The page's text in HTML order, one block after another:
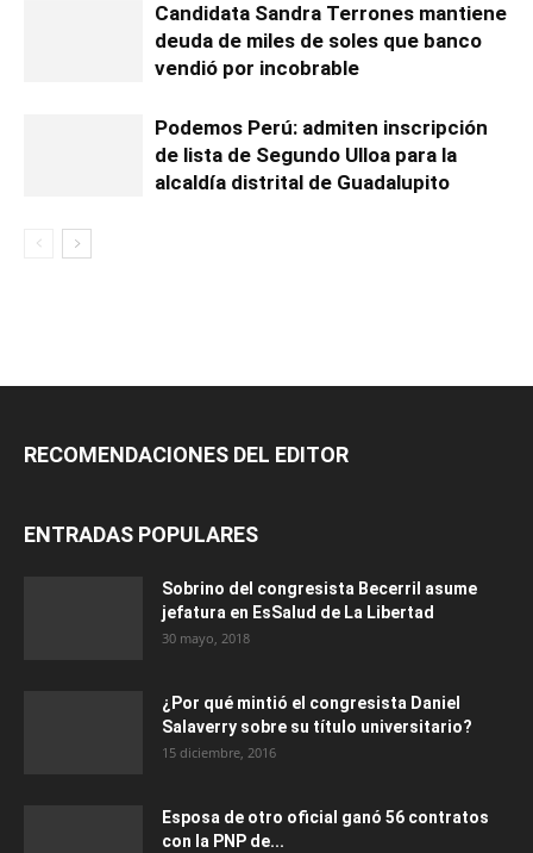
Candidata Sandra Terrones mantiene
deuda de miles de soles que banco
vendió por incobrable
Podemos Perú: admiten inscripción
de lista de Segundo Ulloa para la
alcaldía distrital de Guadalupito
RECOMENDACIONES DEL EDITOR
ENTRADAS POPULARES
Sobrino del congresista Becerril asume
jefatura en EsSalud de La Libertad
30 mayo, 2018
¿Por qué mintió el congresista Daniel
Salaverry sobre su título universitario?
15 diciembre, 2016
Esposa de otro oficial ganó 56 contratos
con la PNP de...